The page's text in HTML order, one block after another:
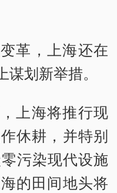
革，上海还在
划新举措。
上海将推行现
休耕，并特别
污染现代设施
的田间地头将